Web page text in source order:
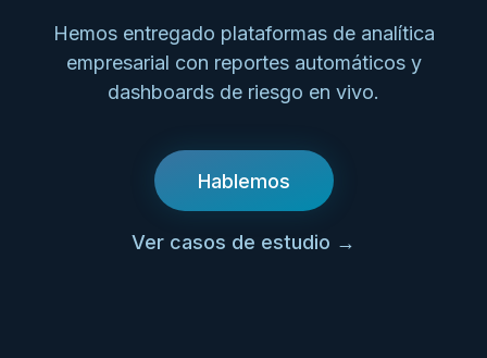
Hemos entregado plataformas de analítica
empresarial con reportes automáticos y
dashboards de riesgo en vivo.
Hablemos
Ver casos de estudio →